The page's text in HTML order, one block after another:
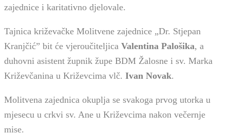
zajednice i karitativno djelovale.
Tajnica križevačke Molitvene zajednice „Dr. Stjepan
Kranjčić” bit će vjeroučiteljica Valentina Palošika, a
duhovni asistent župnik župe BDM Žalosne i sv. Marka
Križevčanina u Križevcima vlč. Ivan Novak.
Molitvena zajednica okuplja se svakoga prvog utorka u
mjesecu u crkvi sv. Ane u Križevcima nakon večernje
mise.